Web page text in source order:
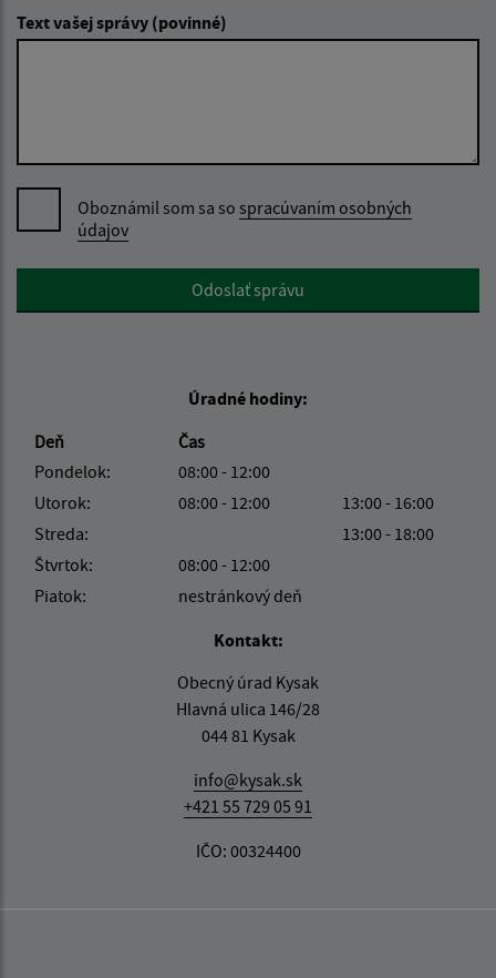
Text vašej správy (povinné)
Oboznámil som sa so spracúvaním osobných
údajov
Google reCaptcha ResponseOdoslať správu
Úradné hodiny:
Deň
Čas
Pondelok:
08:00 - 12:00
Utorok:
08:00 - 12:00
13:00 - 16:00
Streda:
13:00 - 18:00
Štvrtok:
08:00 - 12:00
Piatok:
nestránkový deň
Kontakt:
Obecný úrad Kysak
Hlavná ulica 146/28
044 81 Kysak
info@kysak.sk
+421 55 729 05 91
IČO: 00324400